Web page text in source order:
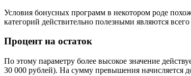
Условия бонусных программ в некотором роде
категорий действительно полезными являются всего
Процент на остаток
По этому параметру более высокое значение
30 000 рублей). На сумму превышения начисляется